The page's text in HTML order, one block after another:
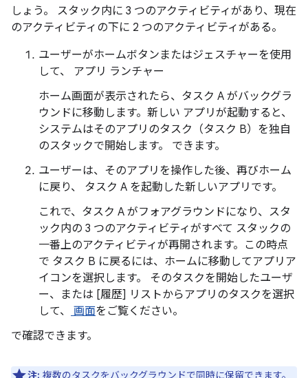
しょう。 スタック内に 3 つのアクティビティがあり、現在
のアクティビティの下に 2 つのアクティビティがある。
ユーザーがホームボタンまたはジェスチャーを使用
して、 アプリ ランチャー
ホーム画面が表示されたら、タスク A がバックグラ
ウンドに移動します。新しい アプリが起動すると、
システムはそのアプリのタスク（タスク B）を独自
のスタックで開始します。 できます。
ユーザーは、そのアプリを操作した後、再びホーム
に戻り、 タスク A を起動した新しいアプリです。
これで、タスク A がフォアグラウンドになり、スタ
ック内の 3 つのアクティビティがすべて スタックの
一番上のアクティビティが再開されます。この時点
で タスク B に戻るには、ホームに移動してアプリア
イコンを選択します。 そのタスクを開始したユーザ
ー、または [履歴] リストからアプリのタスクを選択
して、
画面をご覧ください。
で確認できます。